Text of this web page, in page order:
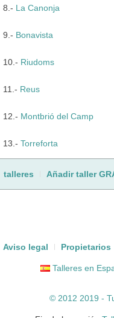
8.- La Canonja
9.- Bonavista
10.- Riudoms
11.- Reus
12.- Montbrió del Camp
13.- Torreforta
talleres Añadir taller
Aviso legal Propietarios
Talleres en
© 2012 2019 -